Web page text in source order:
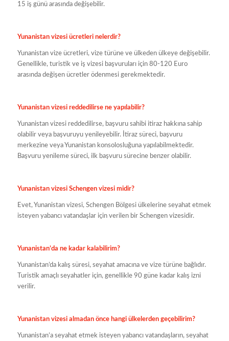
15 iş günü arasında değişebilir.
Yunanistan vizesi ücretleri nelerdir?
Yunanistan vize ücretleri, vize türüne ve ülkeden ülkeye değişebilir.
Genellikle, turistik ve iş vizesi başvuruları için 80-120 Euro
arasında değişen ücretler ödenmesi gerekmektedir.
Yunanistan vizesi reddedilirse ne yapılabilir?
Yunanistan vizesi reddedilirse, başvuru sahibi itiraz hakkına sahip
olabilir veya başvuruyu yenileyebilir. İtiraz süreci, başvuru
merkezine veya Yunanistan konsolosluğuna yapılabilmektedir.
Başvuru yenileme süreci, ilk başvuru sürecine benzer olabilir.
Yunanistan vizesi Schengen vizesi midir?
Evet, Yunanistan vizesi, Schengen Bölgesi ülkelerine seyahat etmek
isteyen yabancı vatandaşlar için verilen bir Schengen vizesidir.
Yunanistan’da ne kadar kalabilirim?
Yunanistan’da kalış süresi, seyahat amacına ve vize türüne bağlıdır.
Turistik amaçlı seyahatler için, genellikle 90 güne kadar kalış izni
verilir.
Yunanistan vizesi almadan önce hangi ülkelerden geçebilirim?
Yunanistan’a seyahat etmek isteyen yabancı vatandaşların, seyahat